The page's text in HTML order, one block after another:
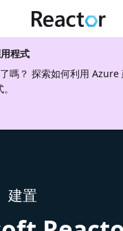
程式
嗎？ 探索如何利用 Azure
建置